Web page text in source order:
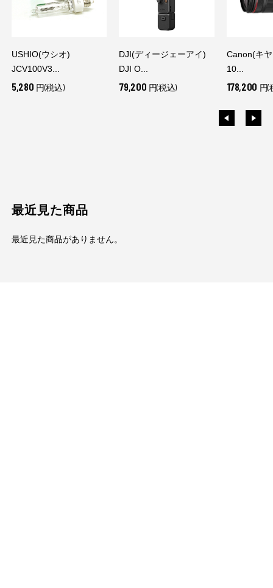
USHIO(ウシオ)
JCV100V3...
5,280 円(税込)
DJI(ディージェーアイ)
DJI O...
79,200 円(税込)
Canon(キ
10...
178,200 円(
最近見た商品
最近見た商品がありません。